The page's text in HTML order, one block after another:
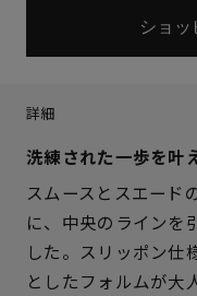
ショ
詳細
洗練された一歩を叶
スムースとスエード
に、中央のラインを
した。スリッポン仕
としたフォルムが大